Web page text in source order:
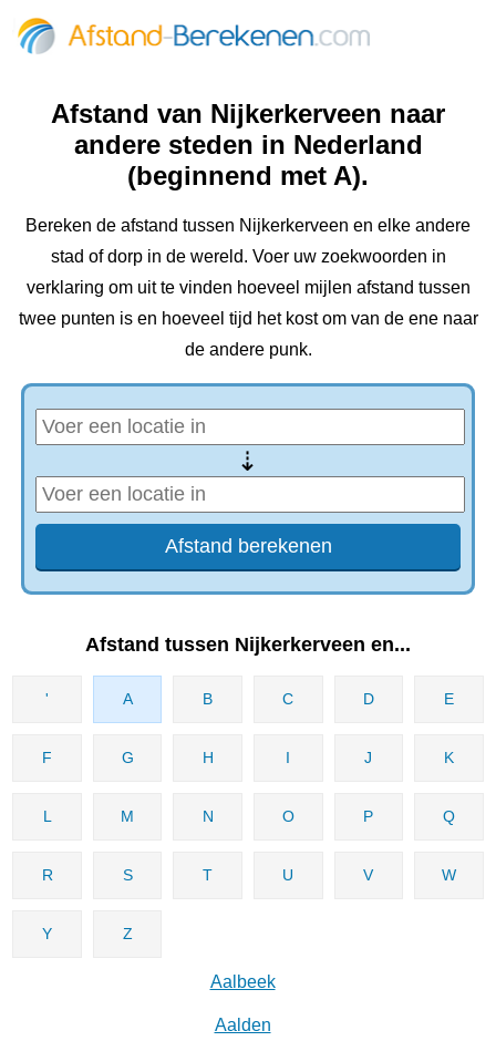
Afstand van Nijkerkerveen naar
andere steden in Nederland
(beginnend met A).
Bereken de afstand tussen Nijkerkerveen en elke andere
stad of dorp in de wereld. Voer uw zoekwoorden in
verklaring om uit te vinden hoeveel mijlen afstand tussen
twee punten is en hoeveel tijd het kost om van de ene naar
de andere punk.
⇢
Afstand tussen Nijkerkerveen en...
' A B C D E
F G H I J K
L M N O P Q
R S T U V W
Y Z
Aalbeek
Aalden